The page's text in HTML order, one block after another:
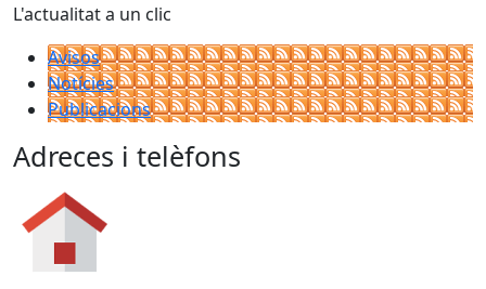
L'actualitat a un clic
Avisos
Notícies
Publicacions
Adreces i telèfons